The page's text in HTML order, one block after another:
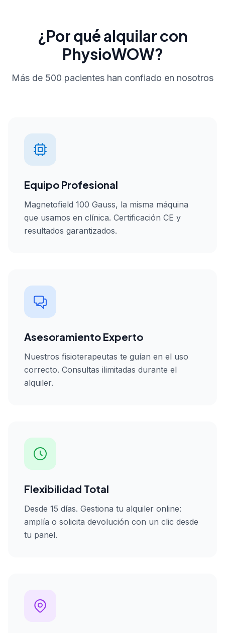
¿Por qué alquilar con
PhysioWOW?
Más de 500 pacientes han confiado en nosotros
Equipo Profesional
Magnetofield 100 Gauss, la misma máquina
que usamos en clínica. Certificación CE y
resultados garantizados.
Asesoramiento Experto
Nuestros fisioterapeutas te guían en el uso
correcto. Consultas ilimitadas durante el
alquiler.
Flexibilidad Total
Desde 15 días. Gestiona tu alquiler online:
amplía o solicita devolución con un clic desde
tu panel.